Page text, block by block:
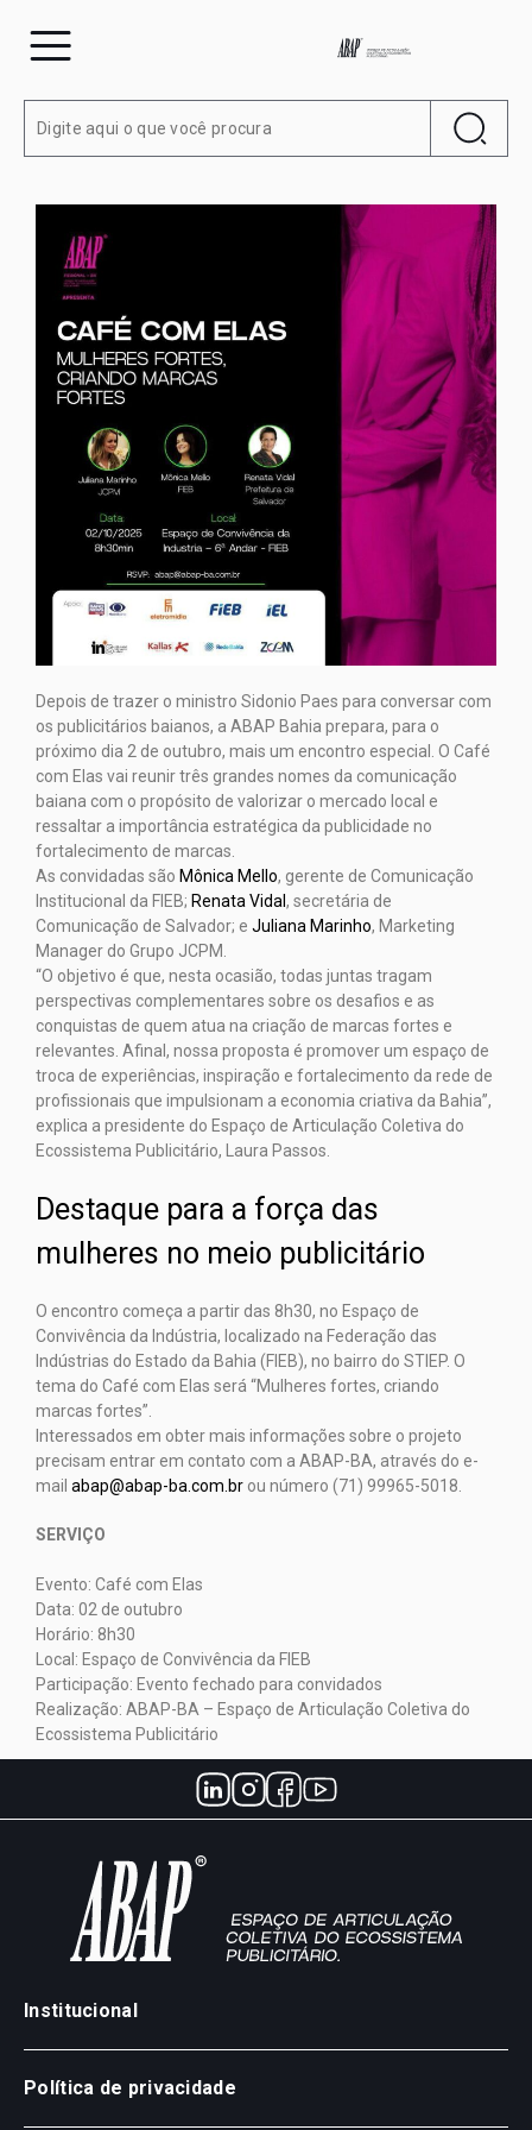
Depois de trazer o ministro Sidonio Paes para conversar com
os publicitários baianos, a ABAP Bahia prepara, para o
próximo dia 2 de outubro, mais um encontro especial. O Café
com Elas vai reunir três grandes nomes da comunicação
baiana com o propósito de valorizar o mercado local e
ressaltar a importância estratégica da publicidade no
fortalecimento de marcas.
As convidadas são Mônica Mello, gerente de Comunicação
Institucional da FIEB; Renata Vidal , secretária de
Comunicação de Salvador; e Juliana Marinho, Marketing
Manager do Grupo JCPM.
“O objetivo é que, nesta ocasião, todas juntas tragam
perspectivas complementares sobre os desafios e as
conquistas de quem atua na criação de marcas fortes e
relevantes. Afinal, nossa proposta é promover um espaço de
troca de experiências, inspiração e fortalecimento da rede de
profissionais que impulsionam a economia criativa da Bahia”,
explica a presidente do Espaço de Articulação Coletiva do
Ecossistema Publicitário, Laura Passos.
Destaque para a força das
mulheres no meio publicitário
O encontro começa a partir das 8h30, no Espaço de
Convivência da Indústria, localizado na Federação das
Indústrias do Estado da Bahia (FIEB), no bairro do STIEP. O
tema do Café com Elas será “Mulheres fortes, criando
marcas fortes”.
Interessados em obter mais informações sobre o projeto
precisam entrar em contato com a ABAP-BA, através do e-
mail abap@abap-ba.com.br ou número (71) 99965-5018.
SERVIÇO
Evento: Café com Elas
Data: 02 de outubro
Horário: 8h30
Local: Espaço de Convivência da FIEB
Participação: Evento fechado para convidados
Realização: ABAP-BA – Espaço de Articulação Coletiva do
Ecossistema Publicitário
Institucional
Política de privacidade